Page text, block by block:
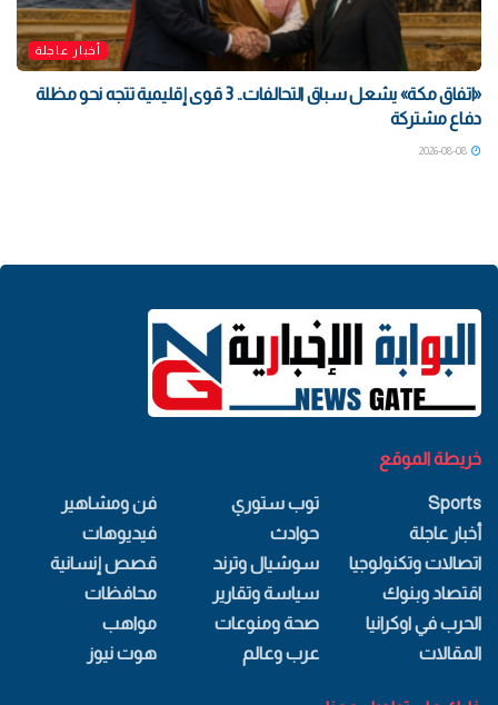
أخبار عاجلة
«اتفاق مكة» يشعل سباق التحالفات.. 3 قوى إقليمية تتجه نحو مظلة
دفاع مشتركة
خريطة الموقع
Sports
أخبار عاجلة
اتصالات وتكنولوجيا
اقتصاد وبنوك
الحرب في اوكرانيا
المقالات
توب ستوري
حوادث
سوشيال وترند
سياسة وتقارير
صحة ومنوعات
عرب وعالم
فن ومشاهير
فيديوهات
قصص إنسانية
محافظات
مواهب
هوت نيوز